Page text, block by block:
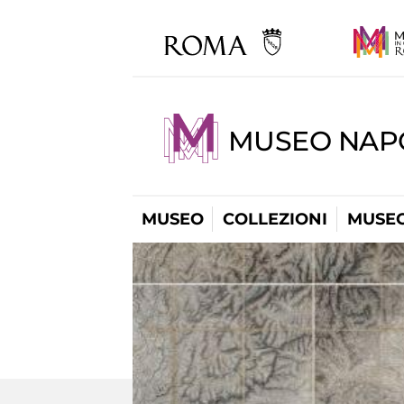
MUSEO
MUSEO COLLEZIONI